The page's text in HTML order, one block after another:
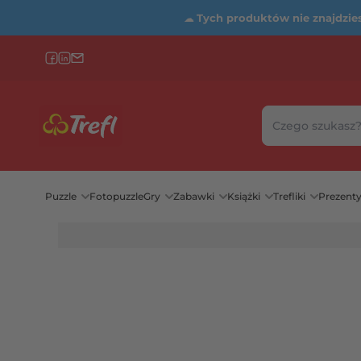
☁ Tych produktów nie
Szukaj w
Wybierz
Puzzle FotopuzzleGry Zabawki Książki Trefliki Prezenty